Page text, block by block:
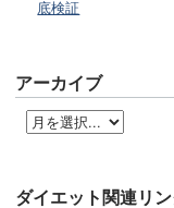
底検証
アーカイブ
ダイエット関連リ